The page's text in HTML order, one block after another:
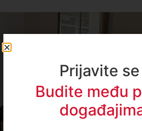
Prijavite
Budite među